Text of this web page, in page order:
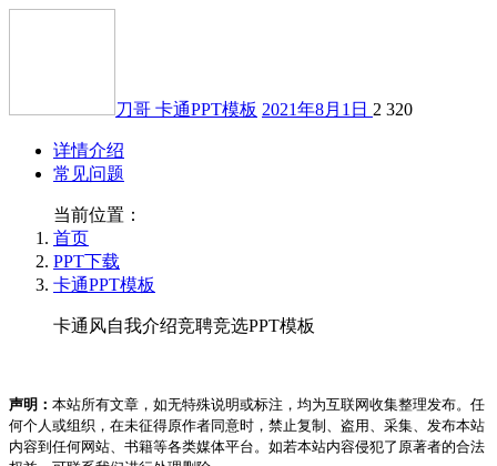
刀哥 卡通PPT模板 2021年8月1日 2 320
详情介绍
常见问题
当前位置：
首页
PPT下载
卡通PPT模板
卡通风自我介绍竞聘竞选PPT模板
声明： 本站所有文章，如无特殊说明或标注，均为互联网收集整理发布。任
何个人或组织，在未征得原作者同意时，禁止复制、盗用、采集、发布本站
内容到任何网站、书籍等各类媒体平台。如若本站内容侵犯了原著者的合法